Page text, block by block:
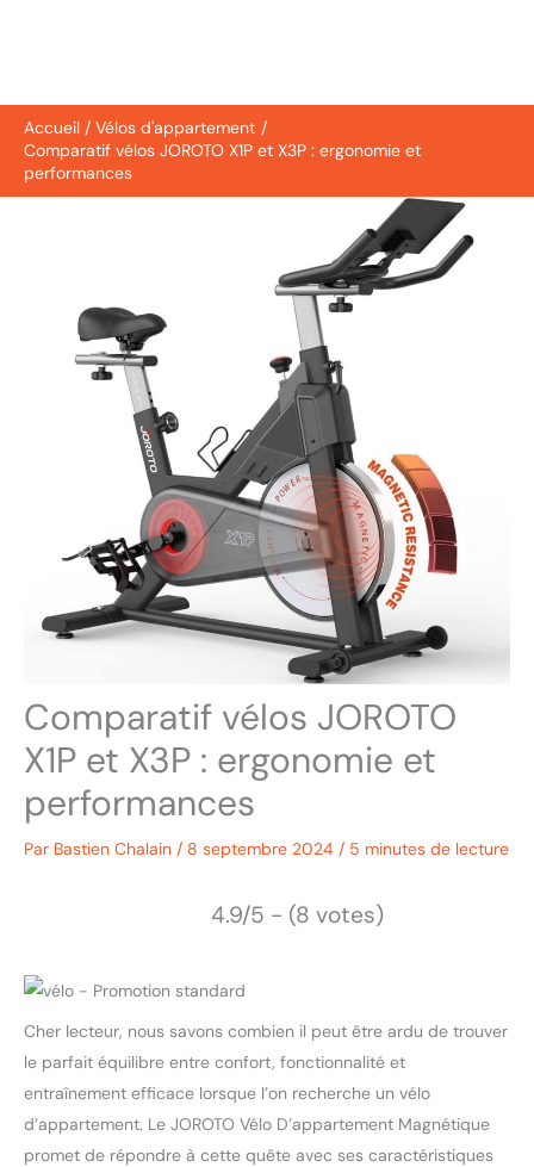
Accueil
Vélos d'appartement
Comparatif vélos JOROTO X1P et X3P : ergonomie et
performances
Comparatif vélos JOROTO
X1P et X3P : ergonomie et
performances
Par Bastien Chalain / 8 septembre 2024 / 5 minutes de lecture
4.9/5 - (8 votes)
Cher lecteur, nous savons combien il peut être ardu de trouver
le parfait équilibre entre confort, fonctionnalité et
entraînement efficace lorsque l’on recherche un vélo
d’appartement. Le JOROTO Vélo D’appartement Magnétique
promet de répondre à cette quête avec ses caractéristiques